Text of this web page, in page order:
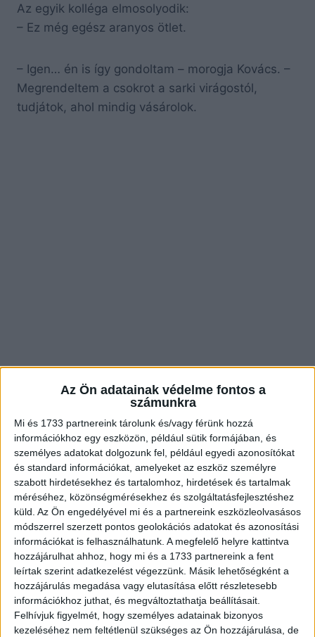
Az Ön adatainak védelme fontos a
számunkra
Mi és 1733 partnereink tárolunk és/vagy férünk hozzá
információkhoz egy eszközön, például sütik formájában, és
személyes adatokat dolgozunk fel, például egyedi azonosítókat
és standard információkat, amelyeket az eszköz személyre
szabott hirdetésekhez és tartalomhoz, hirdetések és tartalmak
méréséhez, közönségmérésekhez és szolgáltatásfejlesztéshez
küld. Az Ön engedélyével mi és a partnereink eszközleolvasásos
módszerrel szerzett pontos geolokációs adatokat és azonosítási
információkat is felhasználhatunk. A megfelelő helyre kattintva
hozzájárulhat ahhoz, hogy mi és a 1733 partnereink a fent
leírtak szerint adatkezelést végezzünk. Másik lehetőségként a
hozzájárulás megadása vagy elutasítása előtt részletesebb
információkhoz juthat, és megváltoztathatja beállításait.
Felhívjuk figyelmét, hogy személyes adatainak bizonyos
kezeléséhez nem feltétlenül szükséges az Ön hozzájárulása, de
Az egyik kolléga elmosolyodik:
– Ez még egész aranyos ötlet.
– Igen… én is így gondoltam – morogja Kovács. –
Megrendeltem a csokrot a sarki virágostól,
tudjátok, ahol mindig vásárolok.
– És mi történt?
Kovács keserűen legyint: